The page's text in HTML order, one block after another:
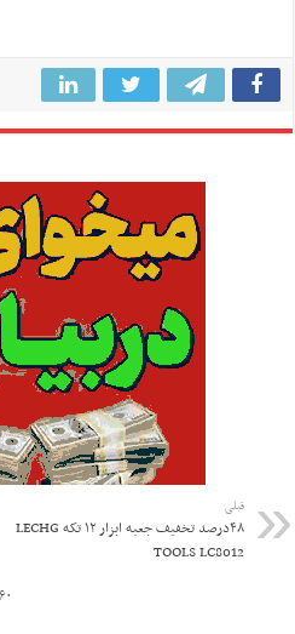
قبلی
۴۸درصد تخفیف جعبه ابزار ۱۲ تکه LECHG
TOOLS LC8012